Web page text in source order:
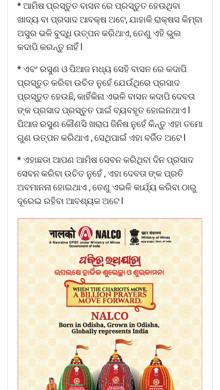
* ଆମିଷ ପ୍ରସ୍ତୁତ ବାସନ ରେ ପ୍ରସ୍ତୁତ ହେଉଥିବା
ଖାଦ୍ୟ ବା ପ୍ରସାଦ ଆବକ୍ଷ ଅଟେ, ଯାହାକି ରାକ୍ଷସ କିମ୍ବା
ଅସୁର ଭଳି ବୁଦ୍ଧି ଉତ୍ପନ କରିଥାଏ, ତେଣୁ ଏହି ଭୁଲ
କଦାପି କରନ୍ତୁ ନାହିଁ l
* ଏବଂ ରସୁଣ ଓ ପିଆଜ ମଧ୍ୟ ସେହି ବାସନ ରେ କଦାପି
ପ୍ରସ୍ତୁତ କରିବା ଉଚିତ ନୁହେଁ ଯେଉଁଥିରେ ପ୍ରସାଦ
ପ୍ରସ୍ତୁତ ହେଉଛି, କାହିଁକିନା ଏଭଳି ବାସନ କଦାପି ଦେବତା
ଙ୍କ ପ୍ରସାଦ ପ୍ରସ୍ତୁତ ପାଇଁ ବ୍ୟବହୃତ ହୋଇନଥାଏ l
ପିଆଜ ରସୁଣ କୌଣସି ଖରାପ ଜିନିଷ ନୁହେଁ କିନ୍ତୁ ଏହା ତମୋ
ଗୁଣ ଉତ୍ପନ କରିଥାଏ , ସେଥିପାଇଁ ଏହା ବର୍ଜିତ ଅଟେ l
* ଏହାଛଡା ଆପଣ ଆମିଷ ସେବନ କରିଥିବା ଦିନ ପ୍ରସାଦ
ସେବନ କରିବା ଉଚିତ ନୁହେଁ , ଏହା ଦେବତା ଙ୍କ ପ୍ରତି
ଅବମାନନା ହୋଇଥାଏ , ତେଣୁ ଏଭଳି କାର୍ଯ୍ୟ କରିବା ଠାରୁ
ଦୂରେଇ ରହିବା ଆବଶ୍ୟକ ଅଟେ l